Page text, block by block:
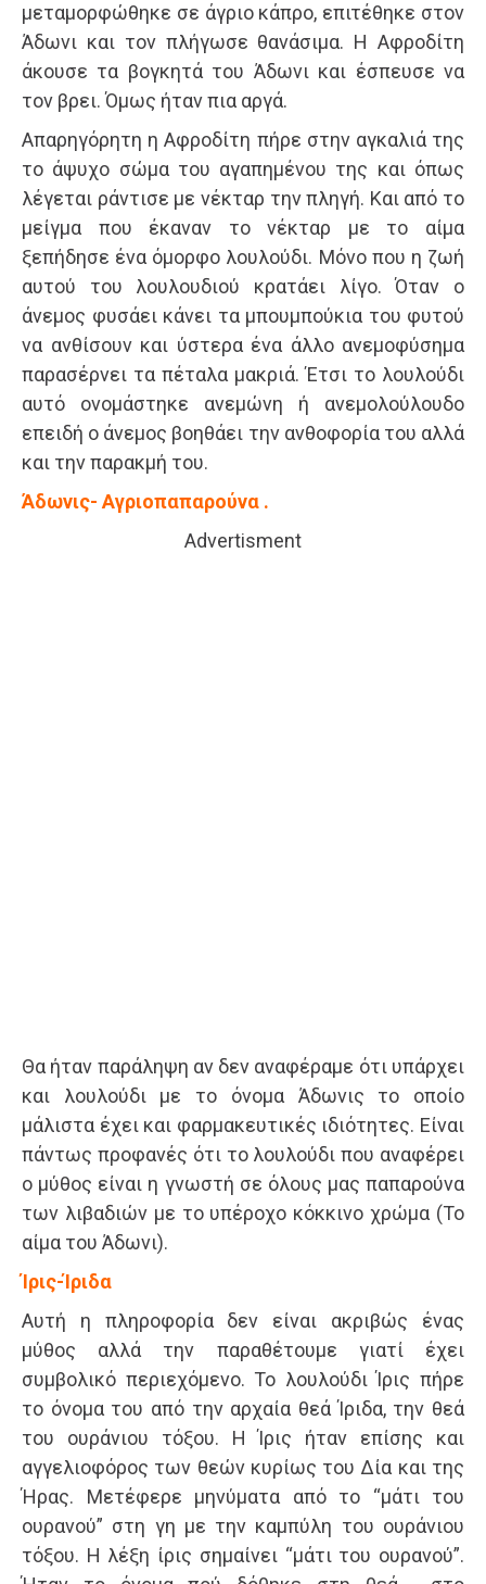
μεταμορφώθηκε σε άγριο κάπρο, επιτέθηκε στον
Άδωνι και τον πλήγωσε θανάσιμα. Η Αφροδίτη
άκουσε τα βογκητά του Άδωνι και έσπευσε να
τον βρει. Όμως ήταν πια αργά.
Απαρηγόρητη η Αφροδίτη πήρε στην αγκαλιά της
το άψυχο σώμα του αγαπημένου της και όπως
λέγεται ράντισε με νέκταρ την πληγή. Και από το
μείγμα που έκαναν το νέκταρ με το αίμα
ξεπήδησε ένα όμορφο λουλούδι. Μόνο που η ζωή
αυτού του λουλουδιού κρατάει λίγο. Όταν ο
άνεμος φυσάει κάνει τα μπουμπούκια του φυτού
να ανθίσουν και ύστερα ένα άλλο ανεμοφύσημα
παρασέρνει τα πέταλα μακριά. Έτσι το λουλούδι
αυτό ονομάστηκε ανεμώνη ή ανεμολούλουδο
επειδή ο άνεμος βοηθάει την ανθοφορία του αλλά
και την παρακμή του.
Άδωνις- Αγριοπαπαρούνα .
Advertisment
Θα ήταν παράληψη αν δεν αναφέραμε ότι υπάρχει
και λουλούδι με το όνομα Άδωνις το οποίο
μάλιστα έχει και φαρμακευτικές ιδιότητες. Είναι
πάντως προφανές ότι το λουλούδι που αναφέρει
ο μύθος είναι η γνωστή σε όλους μας παπαρούνα
των λιβαδιών με το υπέροχο κόκκινο χρώμα (Το
αίμα του Άδωνι).
Ίρις-Ίριδα
Αυτή η πληροφορία δεν είναι ακριβώς ένας
μύθος αλλά την παραθέτουμε γιατί έχει
συμβολικό περιεχόμενο. Το λουλούδι Ίρις πήρε
το όνομα του από την αρχαία θεά Ίριδα, την θεά
του ουράνιου τόξου. Η Ίρις ήταν επίσης και
αγγελιοφόρος των θεών κυρίως του Δία και της
Ήρας. Μετέφερε μηνύματα από το “μάτι του
ουρανού” στη γη με την καμπύλη του ουράνιου
τόξου. Η λέξη ίρις σημαίνει “μάτι του ουρανού”.